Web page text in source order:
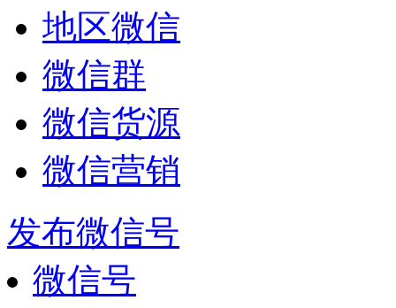
地区微信
微信群
微信货源
微信营销
发布微信号
微信号